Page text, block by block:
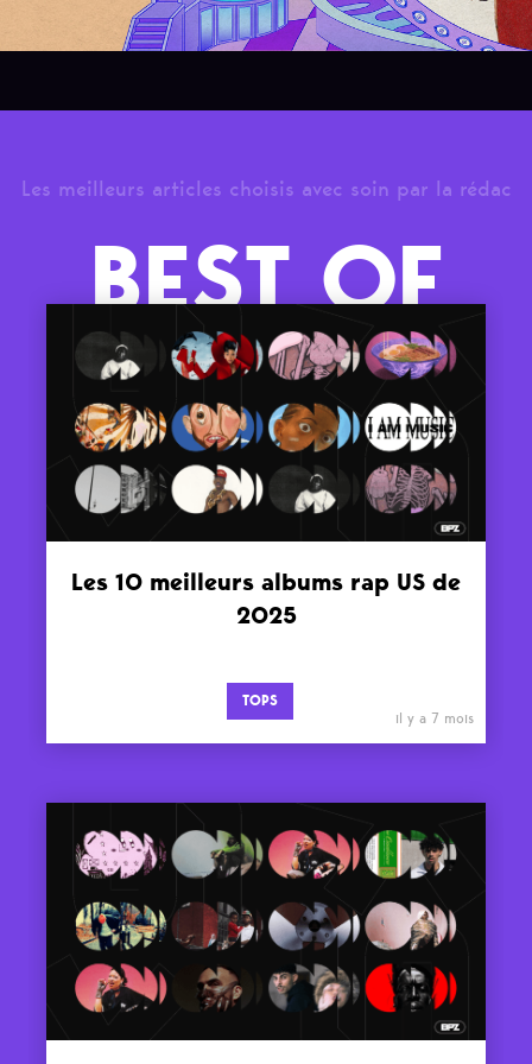
Les meilleurs articles choisis avec soin par la rédac
BEST OF
Les 10 meilleurs albums rap US de
2025
TOPS
il y a 7 mois